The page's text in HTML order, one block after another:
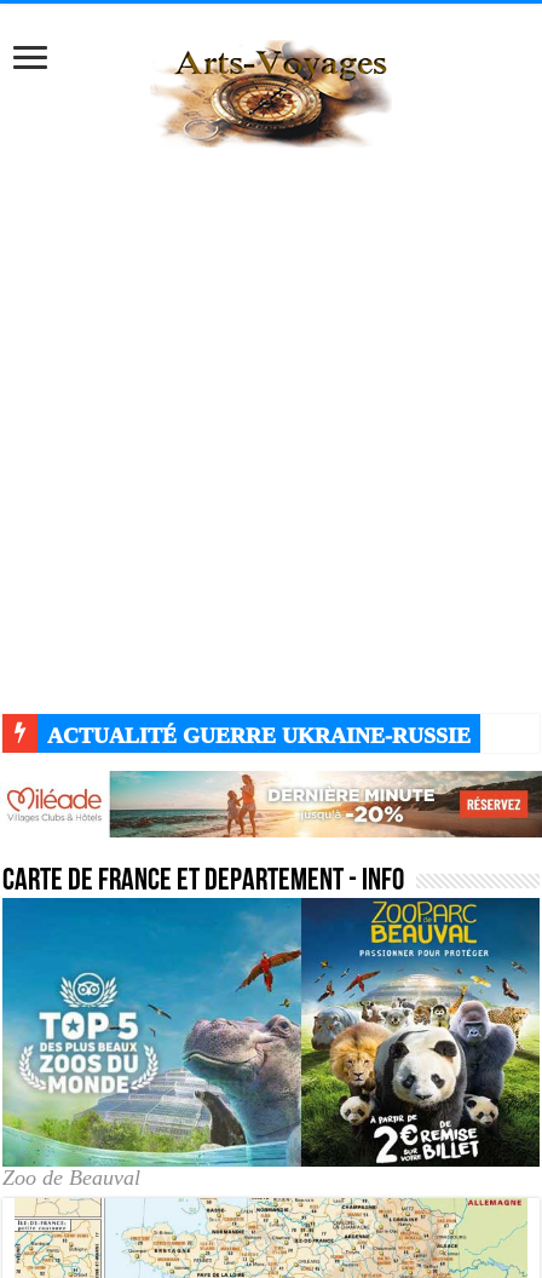
ACTUALITÉ GUERRE UKRAINE-RUSSIE
carte de france et departement- Info
Zoo de Beauval